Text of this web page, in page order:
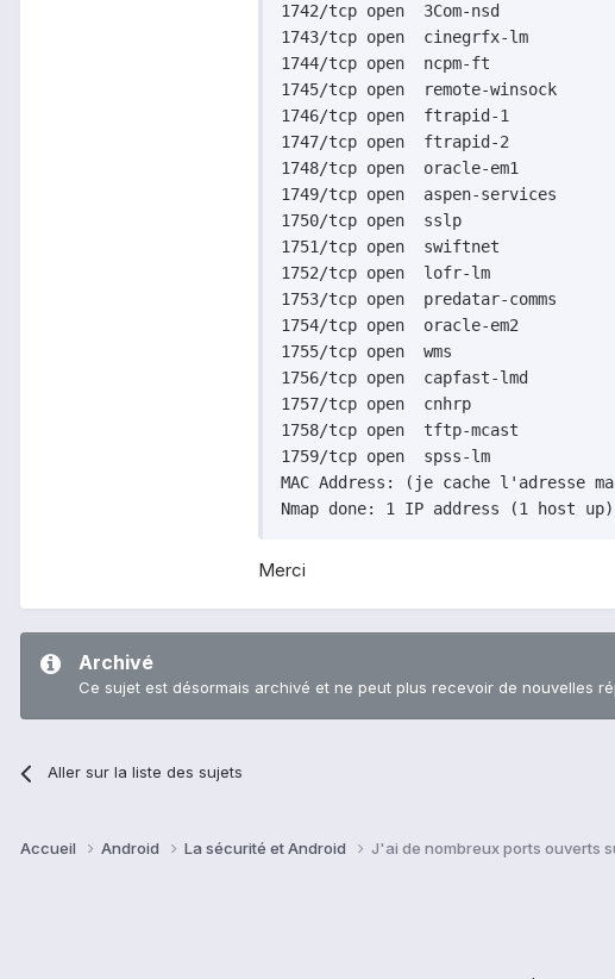
1742/tcp open  3Com-nsd
1743/tcp open  cinegrfx-lm
1744/tcp open  ncpm-ft
1745/tcp open  remote-winsock
1746/tcp open  ftrapid-1
1747/tcp open  ftrapid-2
1748/tcp open  oracle-em1
1749/tcp open  aspen-services
1750/tcp open  sslp
1751/tcp open  swiftnet
1752/tcp open  lofr-lm
1753/tcp open  predatar-comms
1754/tcp open  oracle-em2
1755/tcp open  wms
1756/tcp open  capfast-lmd
1757/tcp open  cnhrp
1758/tcp open  tftp-mcast
1759/tcp open  spss-lm
MAC Address: (je cache l'adresse
Nmap done: 1 IP address (1 host
Merci
Archivé
Ce sujet est désormais archivé et ne peut plus recevoir de nouvelles
Aller sur la liste des sujets
Accueil Android La sécurité et Android J'ai de nombreux ports ouverts